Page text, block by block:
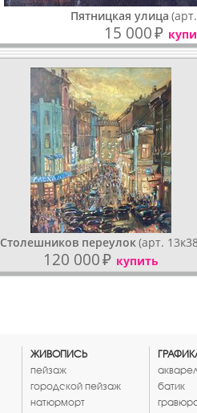
Пятницкая улица
15 000₽
Столешников переулок(арт.
120 000₽ купить
ЖИВОПИСЬ
пейзаж
городской пейзаж
натюрморт
батик